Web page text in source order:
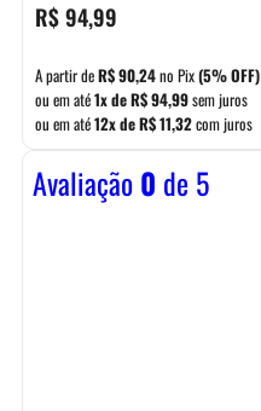
R$94,99
A partir deR$90,24no Pix(5% OFF)
ou em até1x deR$94,99sem juros
ou em até12x deR$11,32com juros
Avaliação0 de 5